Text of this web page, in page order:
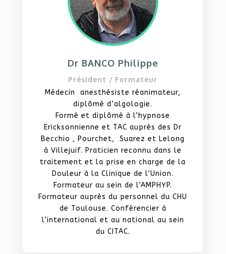
Dr BANCO Philippe
Président / Formateur
Médecin anesthésiste réanimateur,
diplômé d’algologie.
Formé et diplômé à l’hypnose
Ericksonnienne et TAC auprès des Dr
Becchio , Pourchet, Suarez et Lelong
à Villejuif. Praticien reconnu dans le
traitement et la prise en charge de la
Douleur à la Clinique de l’Union.
Formateur au sein de l’AMPHYP.
Formateur auprès du personnel du CHU
de Toulouse. Conférencier à
l’international et au national au sein
du CITAC.